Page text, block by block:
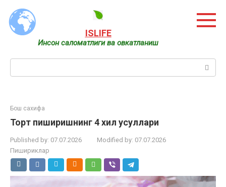
content
ISLIFE
Инсон саломатлиги ва овкатланиш
Search:
Бош сахифа
Торт пиширишнинг 4 хил усуллари
Published by: 07.07.2026 Modified by: 07.07.2026
Пишириклар